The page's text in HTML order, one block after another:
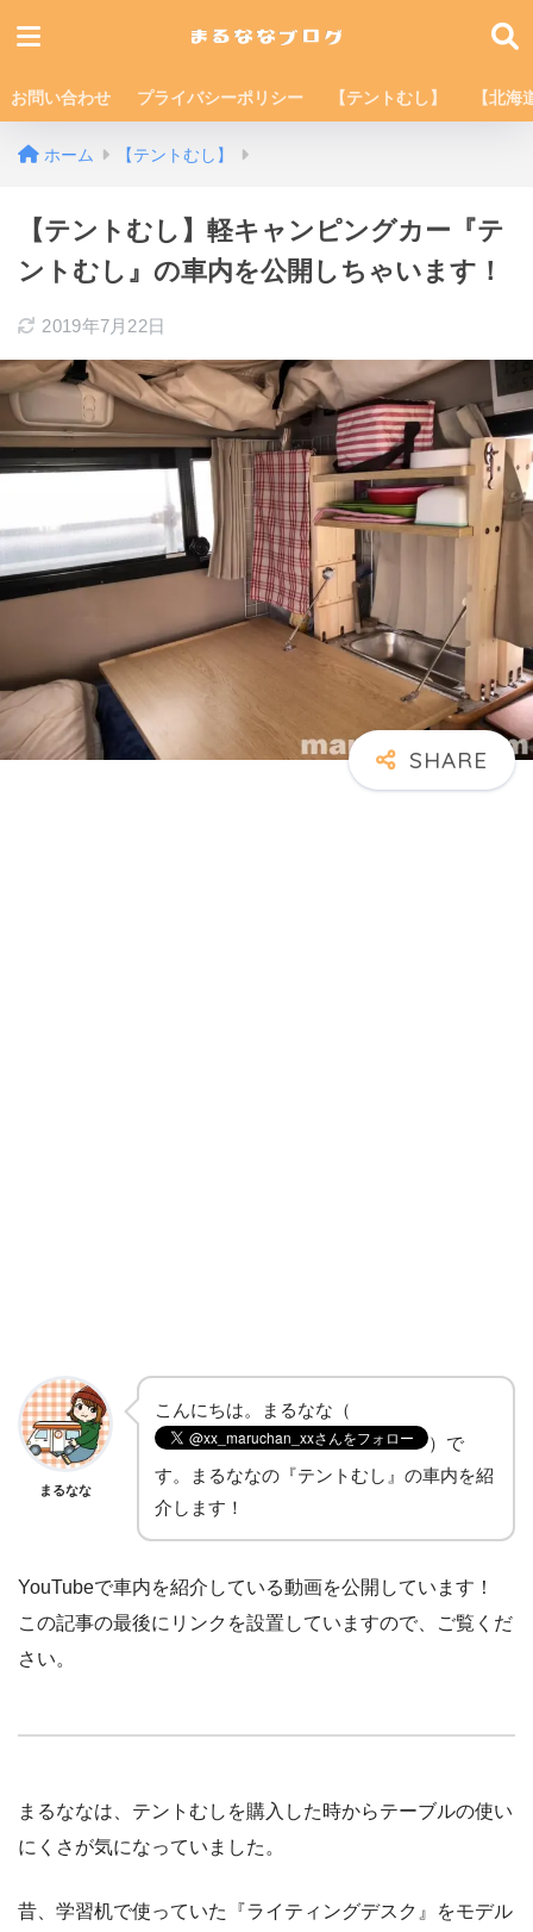
お問い合わせ プライバシーポリシー 【テントむし】 【北海
ホーム 【テントむし】
【テントむし】軽キャンピングカー『テ
ントむし』の車内を公開しちゃいます！
2019年7月22日
まるなな
こんにちは。まるなな（
）で
す。まるななの『テントむし』の車内を紹
介します！
YouTubeで車内を紹介している動画を公開しています！
この記事の最後にリンクを設置していますので、ご覧くだ
さい。
まるななは、テントむしを購入した時からテーブルの使い
にくさが気になっていました。
昔、学習机で使っていた『ライティングデスク』をモデル